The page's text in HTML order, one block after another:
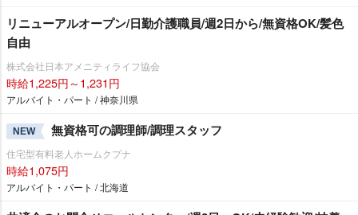
リニューアルオープン/日勤介護職員/週2日から/無資格OK/髪色
自由
株式会社日本アメニティライフ協会
時給1,225円～1,231円
アルバイト・パート / 神奈川県
NEW 無資格可の調理師/調理スタッフ
住宅型有料老人ホームクプナ
時給1,075円
アルバイト・パート / 北海道